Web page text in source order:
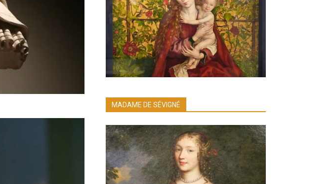
MADAME DE SÉVIGNÉ